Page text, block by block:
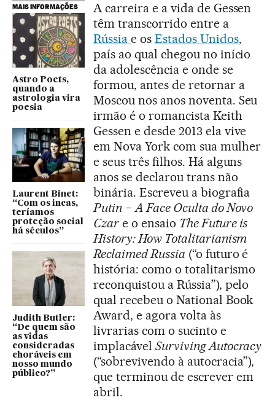
MAIS INFORMAÇÕES
Astro Poets,
quando a
astrologia vira
poesia
Laurent Binet:
“Com os incas,
teríamos
proteção social
há séculos”
Judith Butler:
“De quem são
as vidas
consideradas
choráveis em
nosso mundo
público?”
A carreira e a vida de Gessen
têm transcorrido entre a
Rússia e os Estados Unidos,
país ao qual chegou no início
da adolescência e onde se
formou, antes de retornar a
Moscou nos anos noventa. Seu
irmão é o romancista Keith
Gessen e desde 2013 ela vive
em Nova York com sua mulher
e seus três filhos. Há alguns
anos se declarou trans não
binária. Escreveu a biografia
Putin − A Face Oculta do Novo
Czare o ensaio The Future is
History: How Totalitarianism
Reclaimed Russia (“o futuro é
história: como o totalitarismo
reconquistou a Rússia”), pelo
qual recebeu o National Book
Award, e agora volta às
livrarias com o sucinto e
implacável Surviving Autocracy
(“sobrevivendo à autocracia”),
que terminou de escrever em
abril.